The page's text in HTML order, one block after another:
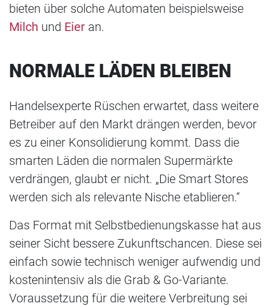
bieten über solche Automaten beispielsweise
Milch und Eier an.
NORMALE LÄDEN BLEIBEN
Handelsexperte Rüschen erwartet, dass weitere
Betreiber auf den Markt drängen werden, bevor
es zu einer Konsolidierung kommt. Dass die
smarten Läden die normalen Supermärkte
verdrängen, glaubt er nicht. „Die Smart Stores
werden sich als relevante Nische etablieren.“
Das Format mit Selbstbedienungskasse hat aus
seiner Sicht bessere Zukunftschancen. Diese sei
einfach sowie technisch weniger aufwendig und
kostenintensiv als die Grab & Go-Variante.
Voraussetzung für die weitere Verbreitung sei